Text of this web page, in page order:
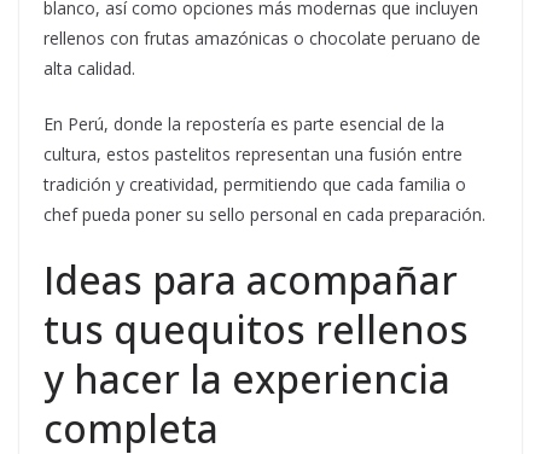
blanco, así como opciones más modernas que incluyen
rellenos con frutas amazónicas o chocolate peruano de
alta calidad.
En Perú, donde la repostería es parte esencial de la
cultura, estos pastelitos representan una fusión entre
tradición y creatividad, permitiendo que cada familia o
chef pueda poner su sello personal en cada preparación.
Ideas para acompañar
tus quequitos rellenos
y hacer la experiencia
completa